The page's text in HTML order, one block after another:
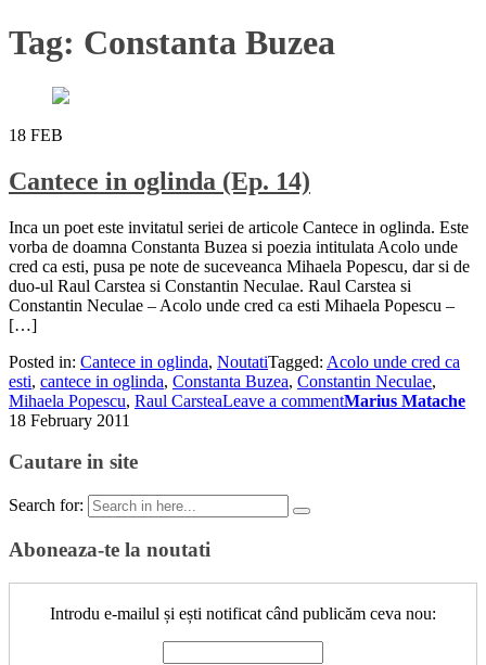
Tag: Constanta Buzea
18 FEB
Cantece in oglinda (Ep. 14)
Inca un poet este invitatul seriei de articole Cantece in oglinda. Este
vorba de doamna Constanta Buzea si poezia intitulata Acolo unde
cred ca esti, pusa pe note de suceveanca Mihaela Popescu, dar si de
duo-ul Raul Carstea si Constantin Neculae. Raul Carstea si
Constantin Neculae – Acolo unde cred ca esti Mihaela Popescu –
[…]
Posted in: Cantece in oglinda, NoutatiTagged: Acolo unde cred ca
esti, cantece in oglinda, Constanta Buzea, Constantin Neculae,
Mihaela Popescu, Raul CarsteaLeave a commentMarius Matache
18 February 2011
Cautare in site
Search for:
Aboneaza-te la noutati
Introdu e-mailul și ești notificat când publicăm ceva nou: